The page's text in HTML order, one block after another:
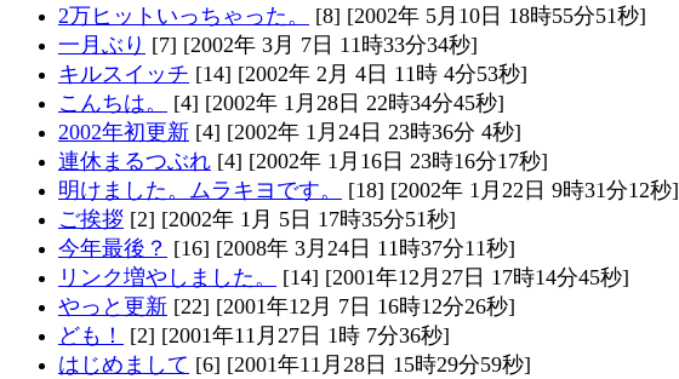
2万ヒットいっちゃった。
[8] [2002年 5月10日 18時55分51秒]
一月ぶり [7] [2002年 3月 7日 11時33分34秒]
キルスイッチ [14] [2002年 2月 4日 11時 4分53秒]
こんちは。
[4] [2002年 1月28日 22時34分45秒]
2002年初更新 [4] [2002年 1月24日 23時36分 4秒]
連休まるつぶれ [4] [2002年 1月16日 23時16分17秒]
明けました。ムラキヨです。
[18] [2002年 1月22日 9時31分12秒]
ご挨拶 [2] [2002年 1月 5日 17時35分51秒]
今年最後？ [16] [2008年 3月24日 11時37分11秒]
リンク増やしました。
[14] [2001年12月27日 17時14分45秒]
やっと更新 [22] [2001年12月 7日 16時12分26秒]
ども！
[2] [2001年11月27日 1時 7分36秒]
はじめまして [6] [2001年11月28日 15時29分59秒]